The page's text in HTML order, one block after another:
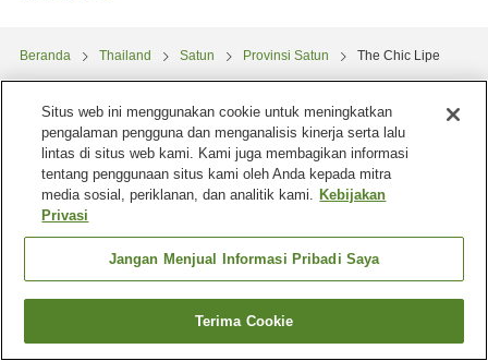
Beranda Thailand Satun Provinsi Satun The Chic Lipe
Cari kamar
Situs web ini menggunakan cookie untuk meningkatkan
pengalaman pengguna dan menganalisis kinerja serta lalu
lintas di situs web kami. Kami juga membagikan informasi
tentang penggunaan situs kami oleh Anda kepada mitra
media sosial, periklanan, dan analitik kami. Kebijakan
Privasi
Jangan Menjual Informasi Pribadi Saya
Terima Cookie